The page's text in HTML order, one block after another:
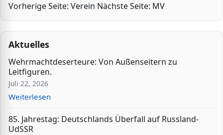
Vorherige Seite: Verein Nächste Seite: MV
Aktuelles
Wehrmachtdeserteure: Von Außenseitern zu
Leitfiguren.
Juli 22, 2026
Weiterlesen
85. Jahrestag: Deutschlands Überfall auf Russland-
UdSSR